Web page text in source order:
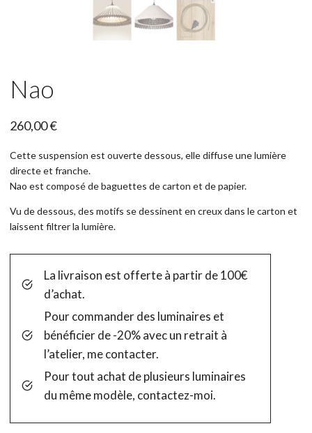
Nao
260,00€
Cette suspension est ouverte dessous, elle diffuse une lumière
directe et franche.
Nao est composé de baguettes de carton et de papier.
Vu de dessous, des motifs se dessinent en creux dans le carton et
laissent filtrer la lumière.
La livraison est offerte à partir de 100€
d’achat.
Pour commander des luminaires et
bénéficier de -20% avec un retrait à
l’atelier, me contacter.
Pour tout achat de plusieurs luminaires
du même modèle, contactez-moi.